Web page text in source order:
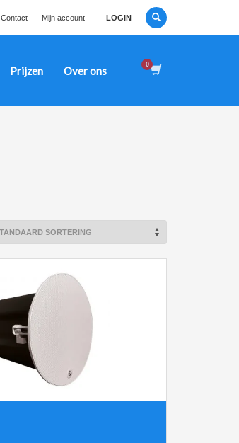
Contact Mijn account LOGIN
Prijzen Over ons